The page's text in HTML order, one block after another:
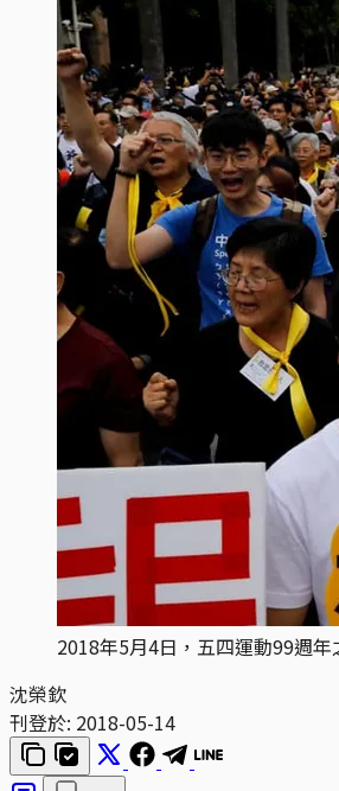
2018年5月4日，五四運動99週
沈榮欽
刊登於: 2018-05-14